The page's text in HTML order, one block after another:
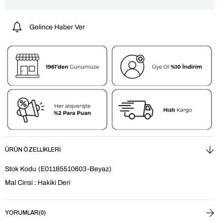
Gelince Haber Ver
ÜRÜN ÖZELLIKLERI
Stok Kodu (E01185510603-Beyaz)
Mal Cinsi : Hakiki Deri
YORUMLAR(0)